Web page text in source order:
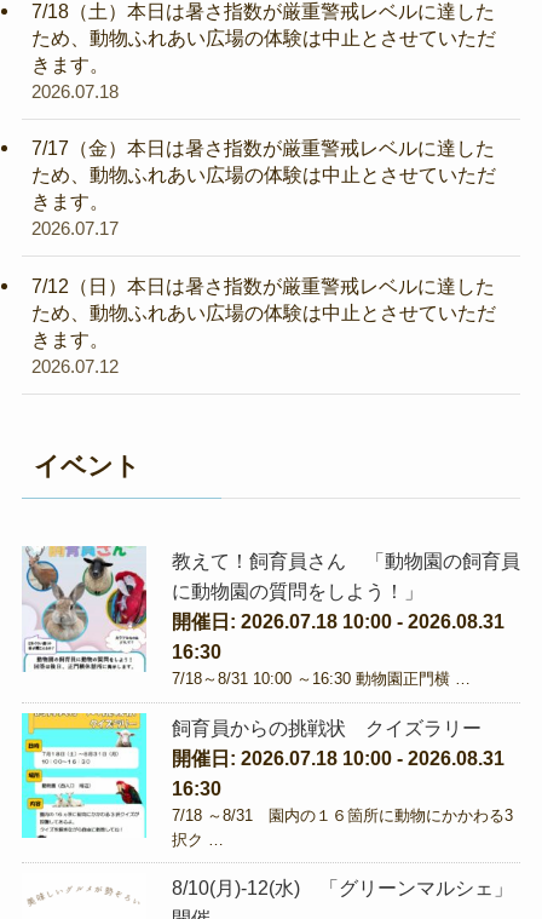
7/18（土）本日は暑さ指数が厳重警戒レベルに達した
ため、動物ふれあい広場の体験は中止とさせていただ
きます。
2026.07.18
7/17（金）本日は暑さ指数が厳重警戒レベルに達した
ため、動物ふれあい広場の体験は中止とさせていただ
きます。
2026.07.17
7/12（日）本日は暑さ指数が厳重警戒レベルに達した
ため、動物ふれあい広場の体験は中止とさせていただ
きます。
2026.07.12
イベント
教えて！飼育員さん 「動物園の飼育員
に動物園の質問をしよう！」
開催日: 2026.07.18 10:00 - 2026.08.31
16:30
7/18～8/31 10:00 ～16:30 動物園正門横 …
飼育員からの挑戦状 クイズラリー
開催日: 2026.07.18 10:00 - 2026.08.31
16:30
7/18 ～8/31 園内の１６箇所に動物にかかわる3
択ク …
8/10(月)-12(水) 「グリーンマルシェ」